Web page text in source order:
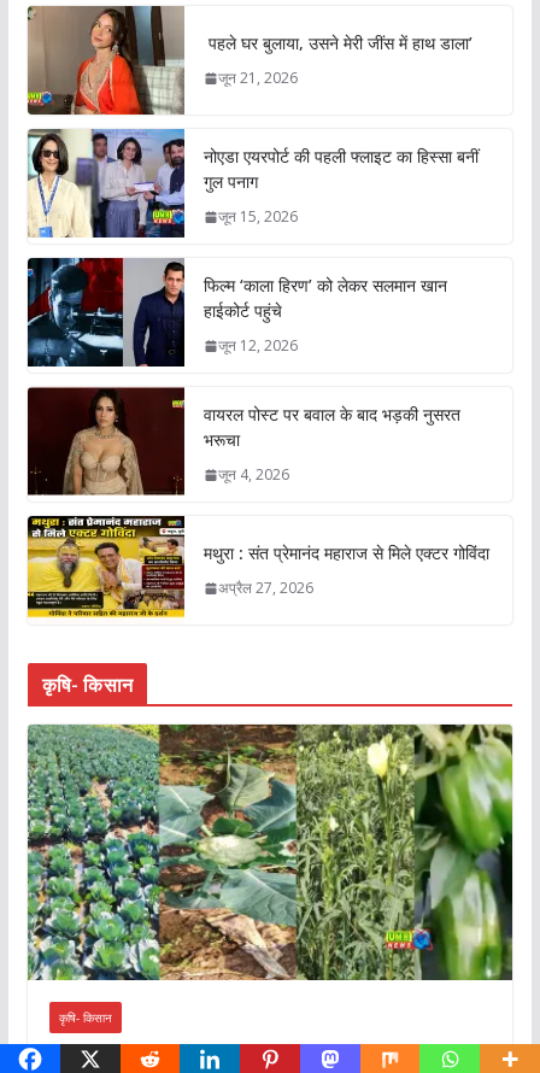
पहले घर बुलाया, उसने मेरी जींस में हाथ डाला’
जून 21, 2026
नोएडा एयरपोर्ट की पहली फ्लाइट का हिस्सा बनीं
गुल पनाग
जून 15, 2026
फिल्म ‘काला हिरण’ को लेकर सलमान खान
हाईकोर्ट पहुंचे
जून 12, 2026
वायरल पोस्ट पर बवाल के बाद भड़की नुसरत
भरूचा
जून 4, 2026
मथुरा : संत प्रेमानंद महाराज से मिले एक्टर गोविंदा
अप्रैल 27, 2026
कृषि- किसान
कृषि- किसान